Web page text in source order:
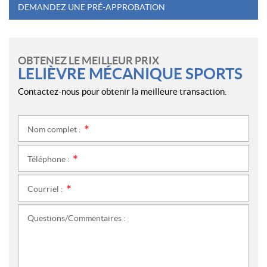
DEMANDEZ UNE PRÉ-APPROBATION
OBTENEZ LE MEILLEUR PRIX
LELIÈVRE MÉCANIQUE SPORTS
Contactez-nous pour obtenir la meilleure transaction.
Nom complet :
Téléphone :
Courriel :
Questions/Commentaires :